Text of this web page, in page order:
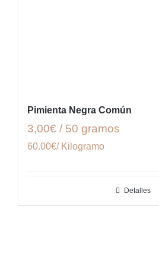
Pimienta Negra Común
3,00€ / 50 gramos
60.00€/ Kilogramo
Detalles